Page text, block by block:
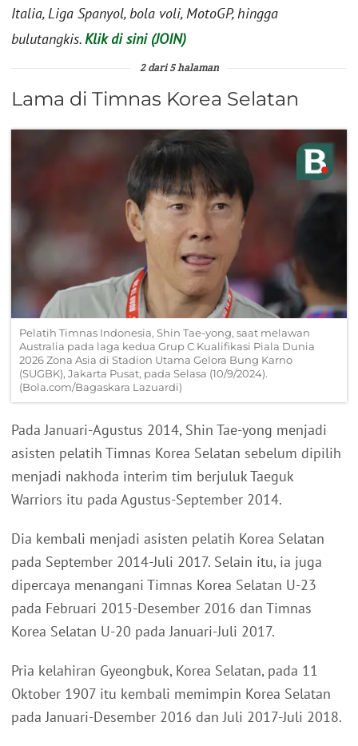
Italia, Liga Spanyol, bola voli, MotoGP, hingga
bulutangkis.Klik di sini (JOIN)
2 dari 5 halaman
Lama di Timnas Korea Selatan
Pelatih Timnas Indonesia, Shin Tae-yong, saat melawan
Australia pada laga kedua Grup C Kualifikasi Piala Dunia
2026 Zona Asia di Stadion Utama Gelora Bung Karno
(SUGBK), Jakarta Pusat, pada Selasa (10/9/2024).
(Bola.com/Bagaskara Lazuardi)
Pada Januari-Agustus 2014, Shin Tae-yong menjadi
asisten pelatih Timnas Korea Selatan sebelum dipilih
menjadi nakhoda interim tim berjuluk Taeguk
Warriors itu pada Agustus-September 2014.
Dia kembali menjadi asisten pelatih Korea Selatan
pada September 2014-Juli 2017. Selain itu, ia juga
dipercaya menangani Timnas Korea Selatan U-23
pada Februari 2015-Desember 2016 dan Timnas
Korea Selatan U-20 pada Januari-Juli 2017.
Pria kelahiran Gyeongbuk, Korea Selatan, pada 11
Oktober 1907 itu kembali memimpin Korea Selatan
pada Januari-Desember 2016 dan Juli 2017-Juli 2018.